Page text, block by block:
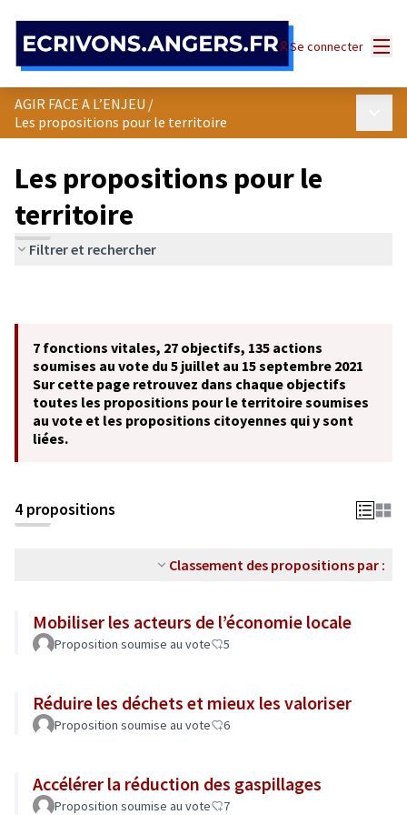
Se connecter
AGIR FACE A L’ENJEU /
Les propositions pour le territoire
Les propositions pour le
territoire
Filtrer et rechercher
7 fonctions vitales, 27 objectifs, 135 actions
soumises au vote du 5 juillet au 15 septembre 2021
Sur cette page retrouvez dans chaque objectifs
toutes les propositions pour le territoire soumises
au vote et les propositions citoyennes qui y sont
liées.
4 propositions
Classement des propositions par :
Mobiliser les acteurs de l’économie locale
Proposition soumise au vote 5
Réduire les déchets et mieux les valoriser
Proposition soumise au vote 6
Accélérer la réduction des gaspillages
Proposition soumise au vote 7